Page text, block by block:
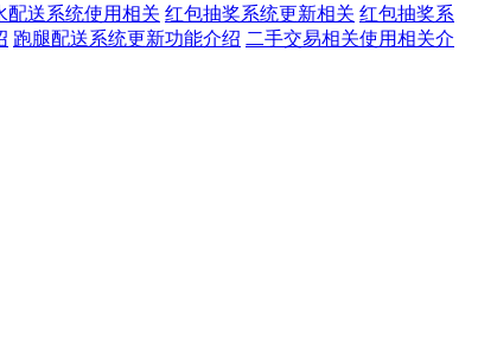
配送系统使用相关 红包抽奖系统更新相关 红包抽奖系
跑腿配送系统更新功能介绍 二手交易相关使用相关介